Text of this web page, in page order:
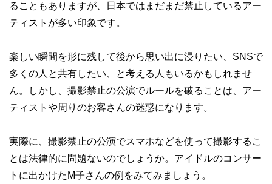
ることもありますが、日本ではまだまだ禁止しているアー
ティストが多い印象です。
楽しい瞬間を形に残して後から思い出に浸りたい、SNSで
多くの人と共有したい、と考える人もいるかもしれませ
ん。しかし、撮影禁止の公演でルールを破ることは、アー
ティストや周りのお客さんの迷惑になります。
実際に、撮影禁止の公演でスマホなどを使って撮影するこ
とは法律的に問題ないのでしょうか。アイドルのコンサー
トに出かけたM子さんの例をみてみましょう。